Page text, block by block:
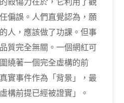
偏誤。人們直覺認為，願
人，應該做了功課。但事
質完全無關。一個網紅可
繞著一個完全虛構的前
實事件作為「背景」，最
構前提已經被證實」。